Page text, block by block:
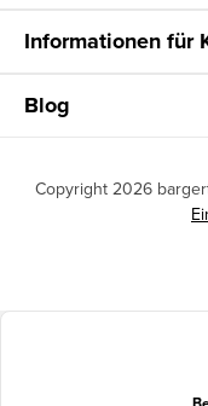
Informationen für
Blog
Copyright 2026